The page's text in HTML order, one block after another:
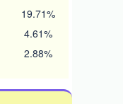
19.71%
4.61%
2.88%